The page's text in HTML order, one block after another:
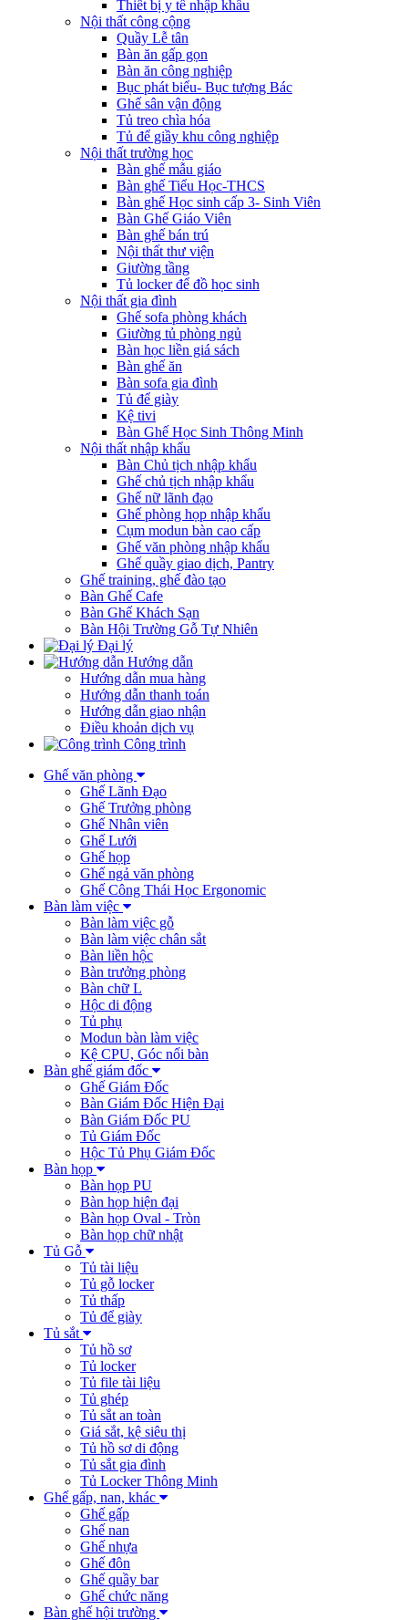
Thiết bị y tế nhập khẩu
Nội thất công cộng
Quầy Lễ tân
Bàn ăn gấp gọn
Bàn ăn công nghiệp
Bục phát biểu- Bục tượng Bác
Ghế sân vận động
Tủ treo chìa hóa
Tủ để giầy khu công nghiệp
Nội thất trường học
Bàn ghế mẫu giáo
Bàn ghế Tiểu Học-THCS
Bàn ghế Học sinh cấp 3- Sinh Viên
Bàn Ghế Giáo Viên
Bàn ghế bán trú
Nội thất thư viện
Giường tầng
Tủ locker để đồ học sinh
Nội thất gia đình
Ghế sofa phòng khách
Giường tủ phòng ngủ
Bàn học liền giá sách
Bàn ghế ăn
Bàn sofa gia đình
Tủ để giày
Kệ tivi
Bàn Ghế Học Sinh Thông Minh
Nội thất nhập khẩu
Bàn Chủ tịch nhập khẩu
Ghế chủ tịch nhập khẩu
Ghế nữ lãnh đạo
Ghế phòng họp nhập khẩu
Cụm modun bàn cao cấp
Ghế văn phòng nhập khẩu
Ghế quầy giao dịch, Pantry
Ghế training, ghế đào tạo
Bàn Ghế Cafe
Bàn Ghế Khách Sạn
Bàn Hội Trường Gỗ Tự Nhiên
Đại lý
Hướng dẫn
Hướng dẫn mua hàng
Hướng dẫn thanh toán
Hướng dẫn giao nhận
Điều khoản dịch vụ
Công trình
Ghế văn phòng
Ghế Lãnh Đạo
Ghế Trưởng phòng
Ghế Nhân viên
Ghế Lưới
Ghế họp
Ghế ngả văn phòng
Ghế Công Thái Học Ergonomic
Bàn làm việc
Bàn làm việc gỗ
Bàn làm việc chân sắt
Bàn liền hộc
Bàn trưởng phòng
Bàn chữ L
Hộc di động
Tủ phụ
Modun bàn làm việc
Kệ CPU, Góc nối bàn
Bàn ghế giám đốc
Ghế Giám Đốc
Bàn Giám Đốc Hiện Đại
Bàn Giám Đốc PU
Tủ Giám Đốc
Hộc Tủ Phụ Giám Đốc
Bàn họp
Bàn họp PU
Bàn họp hiện đại
Bàn họp Oval - Tròn
Bàn họp chữ nhật
Tủ Gỗ
Tủ tài liệu
Tủ gỗ locker
Tủ thấp
Tủ để giày
Tủ sắt
Tủ hồ sơ
Tủ locker
Tủ file tài liệu
Tủ ghép
Tủ sắt an toàn
Giá sắt, kệ siêu thị
Tủ hồ sơ di động
Tủ sắt gia đình
Tủ Locker Thông Minh
Ghế gấp, nan, khác
Ghế gấp
Ghế nan
Ghế nhựa
Ghế đôn
Ghế quầy bar
Ghế chức năng
Bàn ghế hội trường